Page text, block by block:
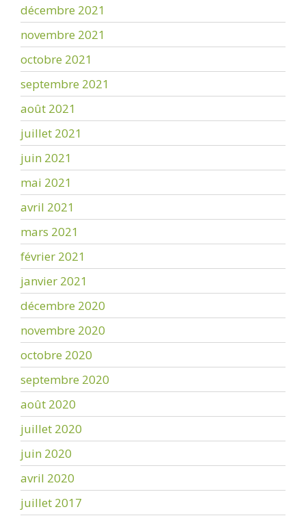
décembre 2021
novembre 2021
octobre 2021
septembre 2021
août 2021
juillet 2021
juin 2021
mai 2021
avril 2021
mars 2021
février 2021
janvier 2021
décembre 2020
novembre 2020
octobre 2020
septembre 2020
août 2020
juillet 2020
juin 2020
avril 2020
juillet 2017